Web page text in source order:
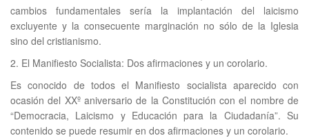
cambios fundamentales sería la implantación del laicismo
excluyente y la consecuente marginación no sólo de la Iglesia
sino del cristianismo.
2. El Manifiesto Socialista: Dos afirmaciones y un corolario.
Es conocido de todos el Manifiesto socialista aparecido con
ocasión del XXº aniversario de la Constitución con el nombre de
“Democracia, Laicismo y Educación para la Ciudadanía”. Su
contenido se puede resumir en dos afirmaciones y un corolario.